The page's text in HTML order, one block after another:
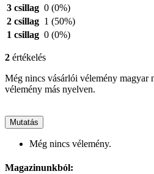
3 csillag 0 (0%)
2 csillag 1 (50%)
1 csillag 0 (0%)
2 értékelés
Még nincs vásárlói vélemény magyar
vélemény más nyelven.
Mutatás
Még nincs vélemény.
Magazinunkból: